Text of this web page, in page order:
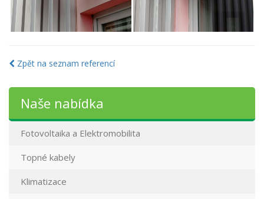
Zpět na seznam referencí
Naše nabídka
Fotovoltaika a Elektromobilita
Topné kabely
Klimatizace